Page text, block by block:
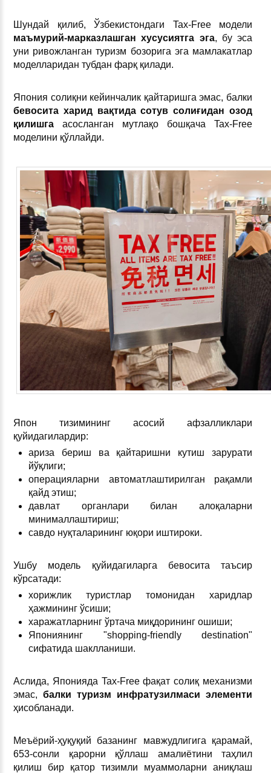
Шундай қилиб, Ўзбекистондаги Tax-Free модели
маъмурий-марказлашган хусусиятга эга, бу эса
уни ривожланган туризм бозорига эга мамлакатлар
моделларидан тубдан фарқ қилади.
Япония солиқни кейинчалик қайтаришга эмас, балки
бевосита харид вақтида сотув солиғидан озод
қилишгаасосланган мутлақо бошқача Tax-Free
моделини қўллайди.
Япон тизимининг асосий афзалликлари
қуйидагилардир:
ариза бериш ва қайтаришни кутиш зарурати
йўқлиги;
операцияларни автоматлаштирилган рақамли
қайд этиш;
давлат органлари билан алоқаларни
минималлаштириш;
савдо нуқталарининг юқори иштироки.
Ушбу модель қуйидагиларга бевосита таъсир
кўрсатади:
хорижлик туристлар томонидан харидлар
ҳажмининг ўсиши;
харажатларнинг ўртача миқдорининг ошиши;
Япониянинг "shopping-friendly destination"
сифатида шаклланиши.
Аслида, Японияда Tax-Free фақат солиқ механизми
эмас,балки туризм инфратузилмаси элементи
ҳисобланади.
Меъёрий-ҳуқуқий базанинг мавжудлигига қарамай,
653-сонли қарорни қўллаш амалиётини таҳлил
қилиш бир қатор тизимли муаммоларни аниқлаш